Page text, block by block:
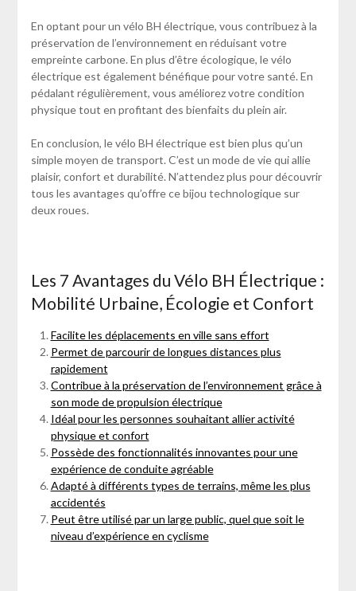
En optant pour un vélo BH électrique, vous contribuez à la
préservation de l’environnement en réduisant votre
empreinte carbone. En plus d’être écologique, le vélo
électrique est également bénéfique pour votre santé. En
pédalant régulièrement, vous améliorez votre condition
physique tout en profitant des bienfaits du plein air.
En conclusion, le vélo BH électrique est bien plus qu’un
simple moyen de transport. C’est un mode de vie qui allie
plaisir, confort et durabilité. N’attendez plus pour découvrir
tous les avantages qu’offre ce bijou technologique sur
deux roues.
Les 7 Avantages du Vélo BH Électrique :
Mobilité Urbaine, Écologie et Confort
Facilite les déplacements en ville sans effort
Permet de parcourir de longues distances plus
rapidement
Contribue à la préservation de l’environnement grâce à
son mode de propulsion électrique
Idéal pour les personnes souhaitant allier activité
physique et confort
Possède des fonctionnalités innovantes pour une
expérience de conduite agréable
Adapté à différents types de terrains, même les plus
accidentés
Peut être utilisé par un large public, quel que soit le
niveau d’expérience en cyclisme